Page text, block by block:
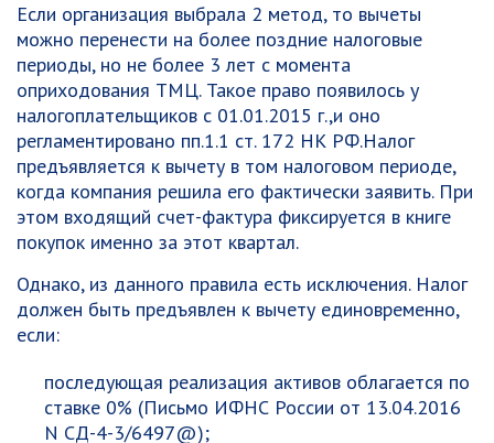
Если организация выбрала 2 метод, то вычеты
можно перенести на более поздние налоговые
периоды, но не более 3 лет с момента
оприходования ТМЦ. Такое право появилось у
налогоплательщиков с 01.01.2015 г.,и оно
регламентировано пп.1.1 ст. 172 НК РФ.Налог
предъявляется к вычету в том налоговом периоде,
когда компания решила его фактически заявить. При
этом входящий счет-фактура фиксируется в книге
покупок именно за этот квартал.
Однако, из данного правила есть исключения. Налог
должен быть предъявлен к вычету единовременно,
если:
последующая реализация активов облагается по
ставке 0% (Письмо ИФНС России от 13.04.2016
N СД-4-3/6497@);